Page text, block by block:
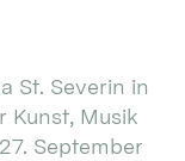
St. Severin in
Kunst, Musik
September